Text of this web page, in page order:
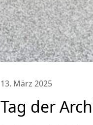
13. März 2025
Tag der